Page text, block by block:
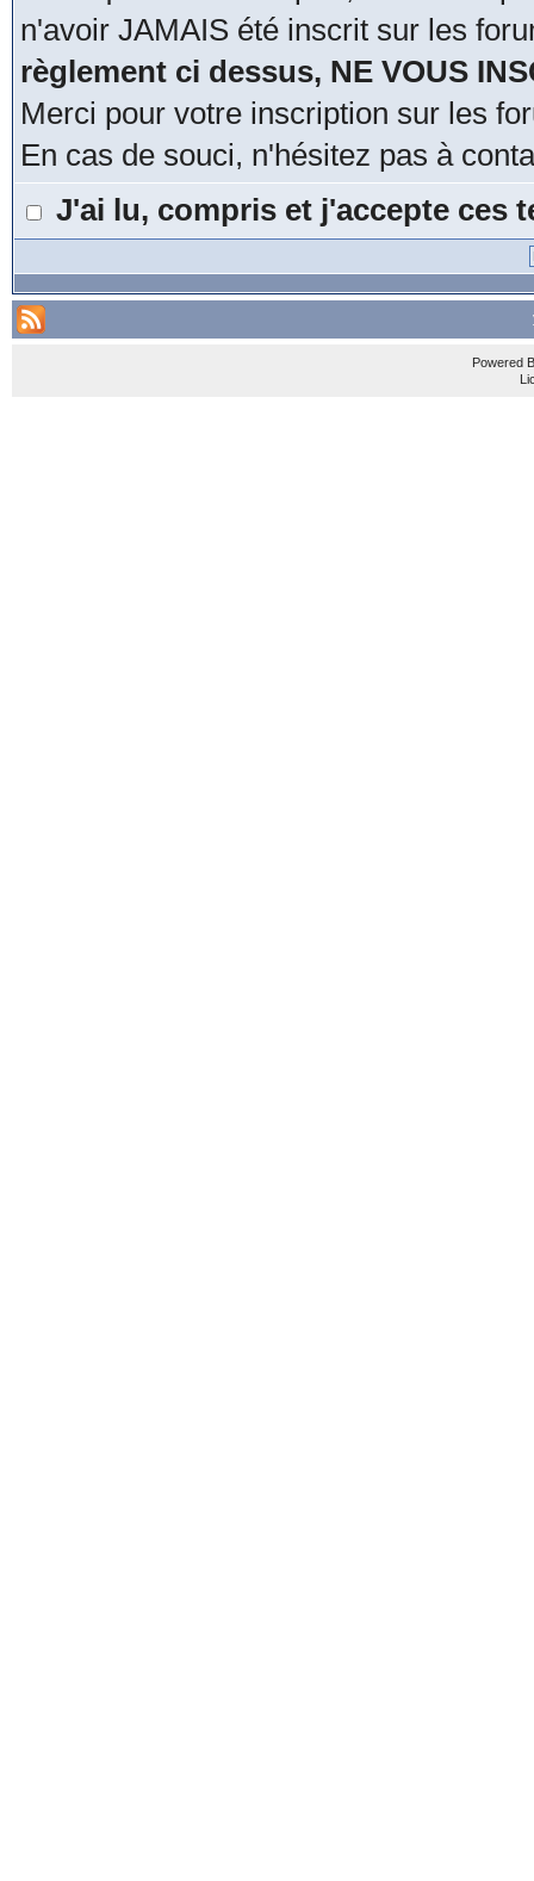
n'avoir JAMAIS été inscrit sur les
règlement ci dessus, NE VOUS
Merci pour votre inscription sur les
En cas de souci, n'hésitez pas à
J'ai lu, compris et j'accepte ces
Powered